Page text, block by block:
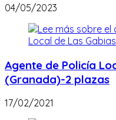
04/05/2023
Agente de Policía
(Granada)-2 plazas
17/02/2021